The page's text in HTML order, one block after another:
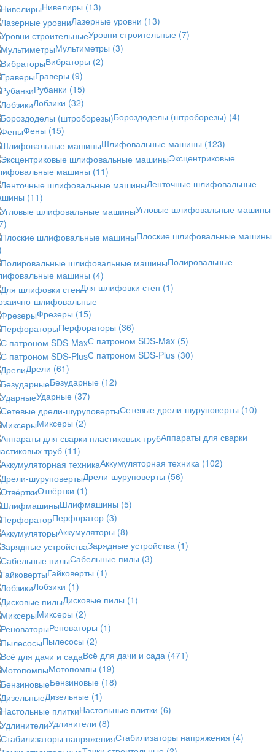
Нивелиры (13)
Лазерные уровни (13)
Уровни строительные (7)
Мультиметры (3)
Вибраторы (2)
Граверы (9)
Рубанки (15)
Лобзики (32)
Бороздоделы (штроборезы) (4)
Фены (15)
Шлифовальные машины (123)
Эксцентриковые
машины (11)
Ленточные шлифовальные
(11)
Угловые шлифовальные машины
Плоские шлифовальные машины
Полировальные
машины (4)
Для шлифовки стен (1)
шлифовальные
Фрезеры (15)
Перфораторы (36)
С патроном SDS-Max (5)
С патроном SDS-Plus (30)
Дрели (61)
Безударные (12)
Ударные (37)
Сетевые дрели-шуруповерты (10)
Миксеры (2)
Аппараты для сварки
труб (11)
Аккумуляторная техника (102)
Дрели-шуруповерты (56)
Отвёртки (1)
Шлифмашины (5)
Перфоратор (3)
Аккумуляторы (8)
Зарядные устройства (1)
Сабельные пилы (3)
Гайковерты (1)
Лобзики (1)
Дисковые пилы (1)
Миксеры (2)
Реноваторы (1)
Пылесосы (2)
Всё для дачи и сада (471)
Мотопомпы (19)
Бензиновые (18)
Дизельные (1)
Настольные плитки (6)
Удлинители (8)
Стабилизаторы напряжения (4)